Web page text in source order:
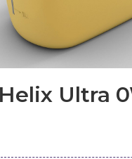
aby powiększyć
Ultra